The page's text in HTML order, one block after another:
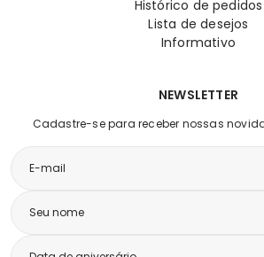
Histórico de pedidos
Lista de desejos
Informativo
NEWSLETTER
Cadastre-se para receber nossas